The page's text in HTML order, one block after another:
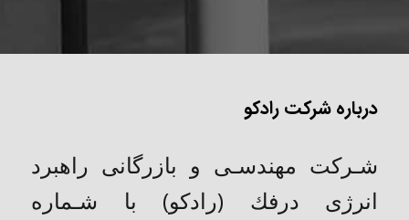
درباره شرکت رادکو
شـركت مهندسـی و بازرگانی راهبرد
انرژی درفك (رادکو) با شـماره